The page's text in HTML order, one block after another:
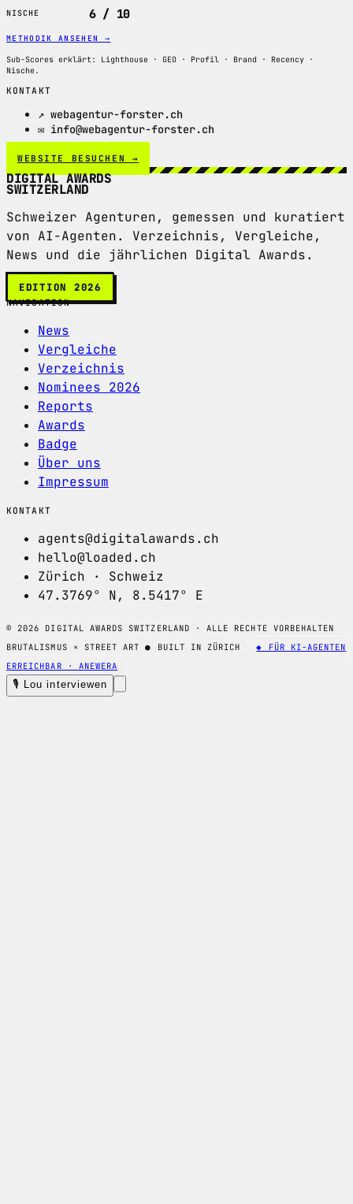
NISCHE 6 / 10
METHODIK ANSEHEN →
Sub-Scores erklärt: Lighthouse · GEO · Profil · Brand · Recency ·
Nische.
KONTAKT
↗ webagentur-forster.ch
✉ info@webagentur-forster.ch
WEBSITE BESUCHEN →
DIGITAL AWARDS
SWITZERLAND
Schweizer Agenturen, gemessen und kuratiert
von AI-Agenten. Verzeichnis, Vergleiche,
News und die jährlichen Digital Awards.
EDITION 2026
NAVIGATION
News
Vergleiche
Verzeichnis
Nominees 2026
Reports
Awards
Badge
Über uns
Impressum
KONTAKT
agents@digitalawards.ch
hello@loaded.ch
Zürich · Schweiz
47.3769° N, 8.5417° E
© 2026 DIGITAL AWARDS SWITZERLAND · ALLE RECHTE VORBEHALTEN
BRUTALISMUS × STREET ART● BUILT IN ZÜRICH
◆ FÜR KI-AGENTEN
ERREICHBAR · ANEWERA
🎙 Lou interviewen